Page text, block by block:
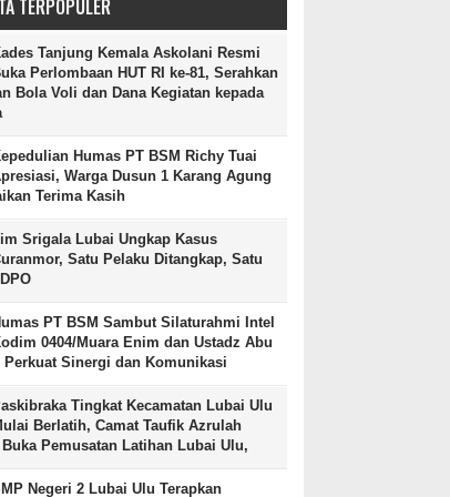
TERPOPULER
Tanjung Kemala Askolani Resmi
Perlombaan HUT RI ke-81, Serahkan
Bola Voli dan Dana Kegiatan kepada
Humas PT BSM Richy Tuai
Warga Dusun 1 Karang Agung
Terima Kasih
Srigala Lubai Ungkap Kasus
Satu Pelaku Ditangkap, Satu
PT BSM Sambut Silaturahmi Intel
0404/Muara Enim dan Ustadz Abu
Perkuat Sinergi dan Komunikasi
Tingkat Kecamatan Lubai Ulu
Berlatih, Camat Taufik Azrulah
Buka Pemusatan Latihan Lubai Ulu,
Negeri 2 Lubai Ulu Terapkan